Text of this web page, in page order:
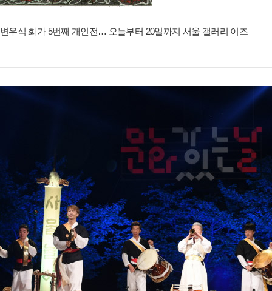
변우식 화가 5번째 개인전… 오늘부터 20일까지 서울 갤러리 이즈